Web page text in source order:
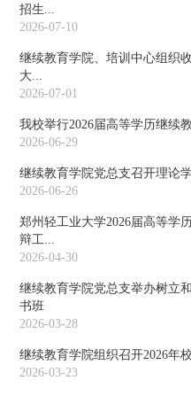
招生...
2026-07-10
继续教育学院、培训中心组织
大...
2026-07-01
我校举行2026届高等学历继续
2026-06-29
继续教育学院党总支召开理论
2026-06-26
郑州轻工业大学2026届高等学
辩工...
2026-04-30
继续教育学院党总支举办树立
书班
2026-03-28
继续教育学院组织召开2026年
2026-03-23